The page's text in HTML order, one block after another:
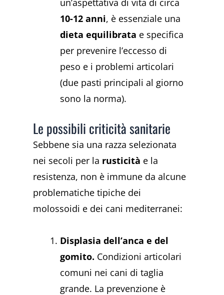
un’aspettativa di vita di circa
10-12 anni, è essenziale una
dieta equilibrata e specifica
per prevenire l’eccesso di
peso e i problemi articolari
(due pasti principali al giorno
sono la norma).
Le possibili criticità sanitarie
Sebbene sia una razza selezionata
nei secoli per la rusticità e la
resistenza, non è immune da alcune
problematiche tipiche dei
molossoidi e dei cani mediterranei:
Displasia dell’anca e del
gomito. Condizioni articolari
comuni nei cani di taglia
grande. La prevenzione è